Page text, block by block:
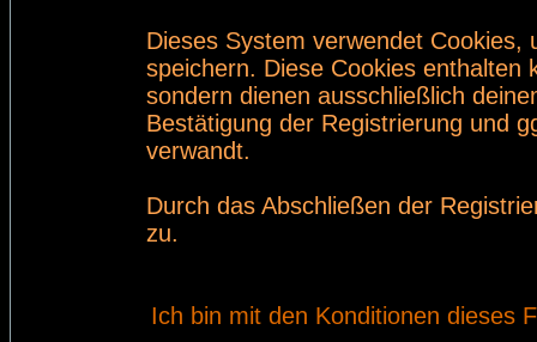
Dieses System verwendet
speichern. Diese Cookies enthalten
sondern dienen ausschließlich
Bestätigung der Registrierung und
verwandt.
Durch das Abschließen der
zu.
Ich bin mit den Konditionen dieses